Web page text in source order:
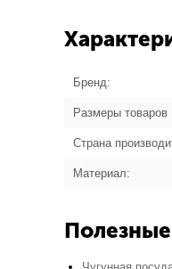
Бренд:
Размеры
Страна
Материал: